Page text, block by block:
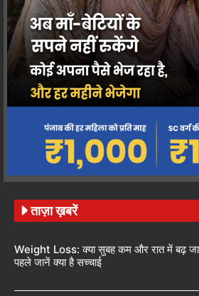
ताज़ा ख़बरें
Weight Loss: क्या सुबह कम और रात में बढ़
पहले जानें क्या है सच्चाई